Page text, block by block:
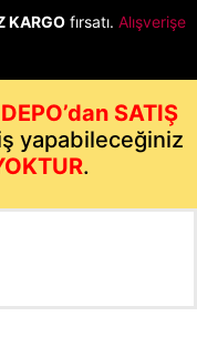
KARGO fırsatı. Alışverişe
DEPO’dan SATIŞ
yapabileceğiniz
.